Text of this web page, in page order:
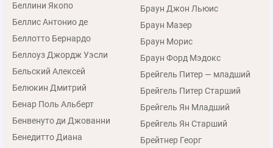
Беллини Якопо
Беллис Антонио де
Беллотто Бернардо
Беллоуз Джордж Уэсли
Бельский Алексей
Белюкин Дмитрий
Бенар Поль Альберт
Бенвенуто ди Джованни
Бенедитто Диана
Браун Джон Льюис
Браун Мазер
Браун Морис
Браун Форд Мэдокс
Брейгель Питер — младший
Брейгель Питер Старший
Брейгель Ян Младший
Брейгель Ян Старший
Брейтнер Георг